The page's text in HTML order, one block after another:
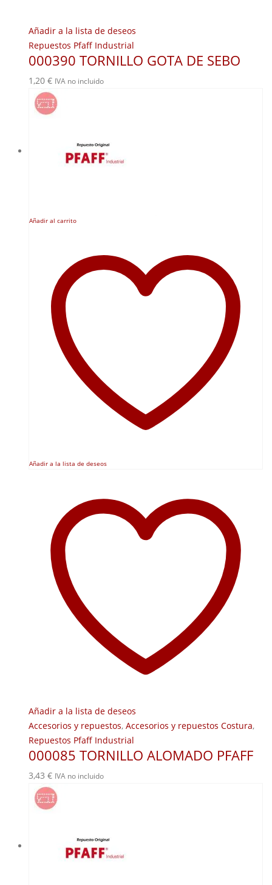
Añadir a la lista de deseos
Repuestos Pfaff Industrial
000390 TORNILLO GOTA DE SEBO
1,20 € IVA no incluido
Añadir al carrito
Añadir a la lista de deseos
Añadir a la lista de deseos
Accesorios y repuestos, Accesorios y repuestos Costura,
Repuestos Pfaff Industrial
000085 TORNILLO ALOMADO PFAFF
3,43 € IVA no incluido